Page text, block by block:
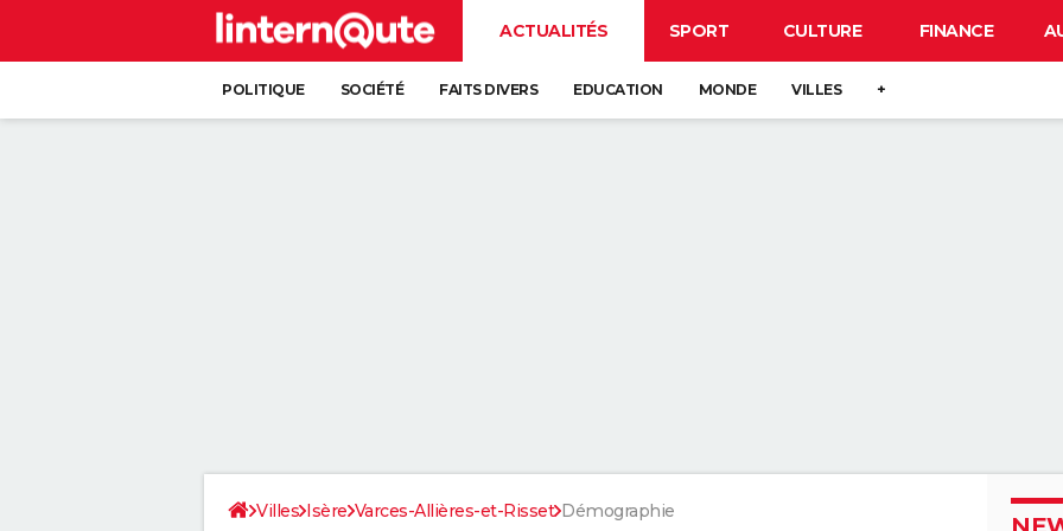
ACTUALITÉS SPORT CULTURE FINANCE
POLITIQUE SOCIÉTÉ FAITS DIVERS EDUCATION MONDE VILLES +
Villes Isère Varces-Allières-et-Risset Démographie